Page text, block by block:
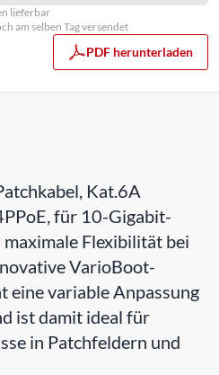
lieferbar
am selben Tag versendet
PDF herunterladen
Kat.6A
für 10-Gigabit-
Flexibilität bei
VarioBoot-
eine variable Anpassung
ist damit ideal für
in Patchfeldern und